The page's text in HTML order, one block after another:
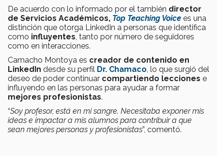
De acuerdo con lo informado por el también director
de Servicios Académicos, Top Teaching Voice es una
distinción que otorga LinkedIn a personas que identifica
como influyentes , tanto por número de seguidores
como en interacciones.
Camacho Montoya es creador de contenido en
LinkedIn desde su perfil Dr. Chamaco , lo que surgió del
deseo de poder continuar compartiendo lecciones e
influyendo en las personas para ayudar a formar
mejores profesionistas.
“Soy profesor, está en mi sangre. Necesitaba exponer mis
ideas e impactar a mis alumnos para contribuir a que
sean mejores personas y profesionistas”, comentó.